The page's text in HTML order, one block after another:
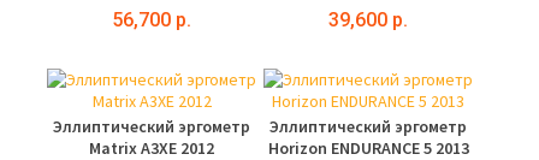
56,700 р. 39,600 р.
Эллиптический эргометр
Matrix A3XE 2012
Эллиптический эргометр
Horizon ENDURANCE 5 2013